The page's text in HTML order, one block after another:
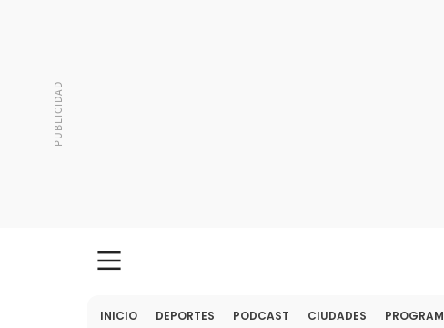
INICIO DEPORTES PODCAST CIUDADES